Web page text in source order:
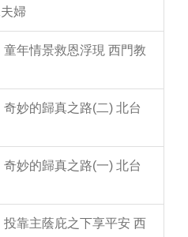
婦
年情景救恩浮現 西門教
妙的歸真之路(二) 北台
妙的歸真之路(一) 北台
靠主蔭庇之下享平安 西